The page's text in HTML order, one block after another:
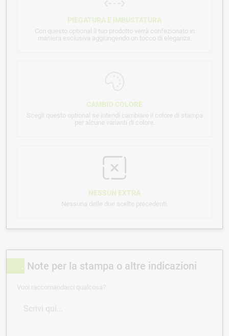
PIEGATURA E IMBUSTATURA
Con questo optional il tuo prodotto verrà confezionato in
maniera esclusiva aggiungendo un tocco di eleganza.
CAMBIO COLORE
Scegli questo optional se intendi cambiare il colore di stampa
per alcune varianti di colore.
NESSUN EXTRA
Nessuna delle due scelte precedenti.
Note per la stampa o altre indicazioni
Vuoi raccomandarci qualcosa?